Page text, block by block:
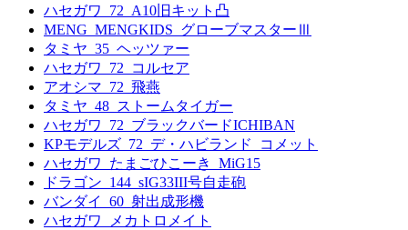
ハセガワ_72_A10旧キット凸
MENG_MENGKIDS_グローブマスターⅢ
タミヤ_35_ヘッツァー
ハセガワ_72_コルセア
アオシマ_72_飛燕
タミヤ_48_ストームタイガー
ハセガワ_72_ブラックバードICHIBAN
KPモデルズ_72_デ・ハビランド_コメット
ハセガワ_たまごひこーき_MiG15
ドラゴン_144_sIG33III号自走砲
バンダイ_60_射出成形機
ハセガワ_メカトロメイト